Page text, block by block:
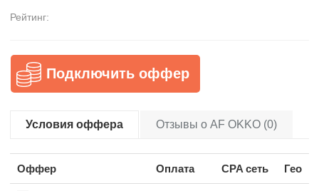
Рейтинг:
Подключить оффер
Условия оффера Отзывы о AF OKKO (0)
Оффер Оплата CPA сеть Гео